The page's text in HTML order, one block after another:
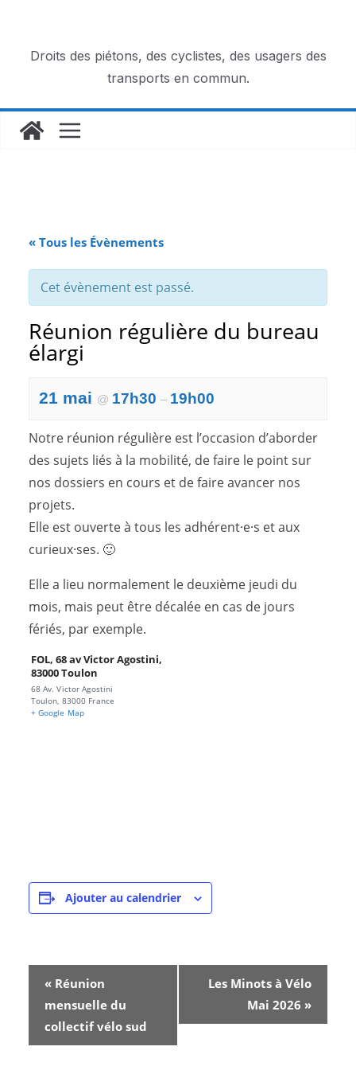
contenuDroits des piétons, des cyclistes, des usagers des
transports en commun.
« Tous les Évènements
Cet évènement est passé.
Réunion régulière du bureau
élargi
21 mai @ 17h30 – 19h00
Notre réunion régulière est l’occasion d’aborder
des sujets liés à la mobilité, de faire le point sur
nos dossiers en cours et de faire avancer nos
projets.
Elle est ouverte à tous les adhérent·e·s et aux
curieux·ses. 🙂
Elle a lieu normalement le deuxième jeudi du
mois, mais peut être décalée en cas de jours
fériés, par exemple.
FOL, 68 av Victor Agostini,
83000 Toulon
68 Av. Victor Agostini
Toulon, 83000 France
+ Google Map
Ajouter au calendrier
N
v
« Réunion
mensuelle du
collectif vélo sud
Les Minots à Vélo
Mai 2026 »